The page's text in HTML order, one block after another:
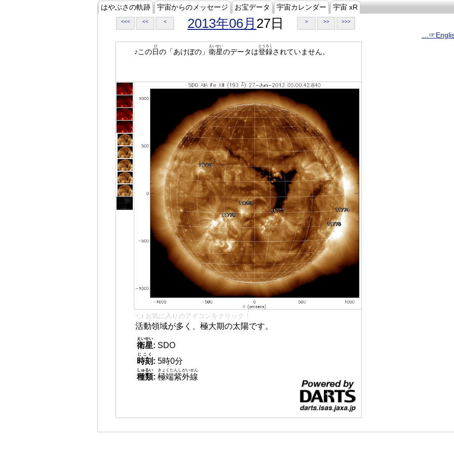
はやぶさの軌跡 宇宙からのメッセージ お宝データ 宇宙カレンダー 宇宙 xR
<<< << < 2013年06月 27日 > >> >>>
♪この日
ひ
の「あけぼの」 衛星
えいせい
のデータは登録
とうろく
されていません。
👈 お気に入りのアイコンをクリック！
活動領域が多く、極大期の太陽です。
衛星
えいせい
: SDO
時刻
じこく
: 5時0分
種類
しゅるい
: 極端紫外線
きょくたんしがいせん